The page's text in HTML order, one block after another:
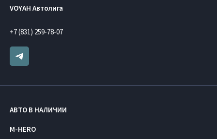
VOYAH Автолига
+7 (831) 259-78-07
АВТО В НАЛИЧИИ
M-HERO